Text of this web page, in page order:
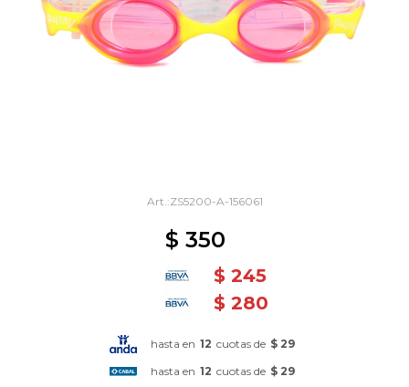
ZS5200-A-156061
$ 350
$ 245
$ 280
hasta en 12 cuotas de $ 29
hasta en 12 cuotas de $ 29